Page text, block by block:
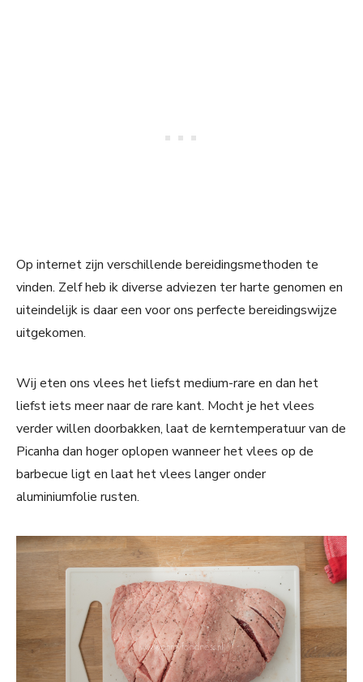
Op internet zijn verschillende bereidingsmethoden te
vinden. Zelf heb ik diverse adviezen ter harte genomen en
uiteindelijk is daar een voor ons perfecte bereidingswijze
uitgekomen.
Wij eten ons vlees het liefst medium-rare en dan het
liefst iets meer naar de rare kant. Mocht je het vlees
verder willen doorbakken, laat de kerntemperatuur van de
Picanha dan hoger oplopen wanneer het vlees op de
barbecue ligt en laat het vlees langer onder
aluminiumfolie rusten.